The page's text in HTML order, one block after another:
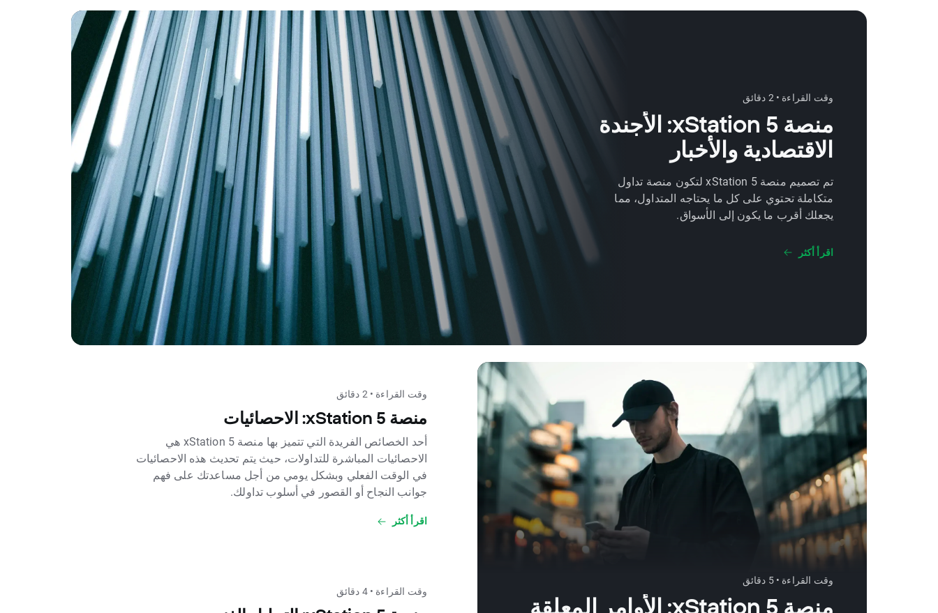
وقت القراءة • 2 دقائق
منصة xStation 5: الأجندة
الاقتصادية والأخبار
تم تصميم منصة xStation 5 لتكون منصة تداول
متكاملة تحتوي على كل ما يحتاجه المتداول، مما
يجعلك أقرب ما يكون إلى الأسواق.
اقرأ أكثر
وقت القراءة • 5 دقائق
منصة xStation 5: الأوامر المعلقة
وقت القراءة • 2 دقائق
منصة xStation 5: الاحصائيات
أحد الخصائص الفريدة التي تتميز بها منصة xStation 5 هي
الاحصائيات المباشرة للتداولات، حيث يتم تحديث هذه الاحصائيات
في الوقت الفعلي وبشكل يومي من أجل مساعدتك على فهم
جوانب النجاح أو القصور في أسلوب تداولك.
اقرأ أكثر
وقت القراءة • 4 دقائق